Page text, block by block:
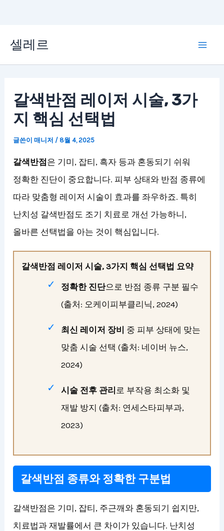
츠
셀레르
갈색반점 레이저 시술, 3가
지 핵심 선택법
글쓴이매니저 / 8월 4, 2025
갈색반점은 기미, 잡티, 흑자 등과 혼동되기 쉬워
정확한 진단이 중요합니다. 피부 상태와 반점 종류에
따라 맞춤형 레이저 시술이 효과를 좌우하죠. 특히
난치성 갈색반점도 조기 치료로 개선 가능하니,
올바른 선택법을 아는 것이 핵심입니다.
갈색반점 레이저 시술, 3가지 핵심 선택법 요약
정확한 진단으로 반점 종류 구분 필수
(출처: 오케이피부클리닉, 2024)
최신 레이저 장비 중 피부 상태에 맞는
맞춤 시술 선택 (출처: 네이버 뉴스,
2024)
시술 전후 관리 로 부작용 최소화 및
재발 방지 (출처: 연세스타피부과,
2023)
갈색반점 종류와 정확한 구분법
갈색반점은 기미, 잡티, 주근깨와 혼동되기 쉽지만,
치료법과 재발률에서 큰 차이가 있습니다. 난치성